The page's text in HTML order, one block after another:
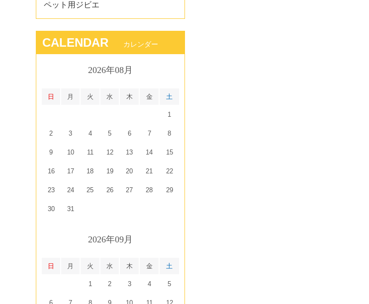
ペット用ジビエ
CALENDAR カレンダー
2026年08月
日 月 火 水 木 金 土
1
2 3 4 5 6 7 8
9 10 11 12 13 14 15
16 17 18 19 20 21 22
23 24 25 26 27 28 29
30 31
2026年09月
日 月 火 水 木 金 土
1 2 3 4 5